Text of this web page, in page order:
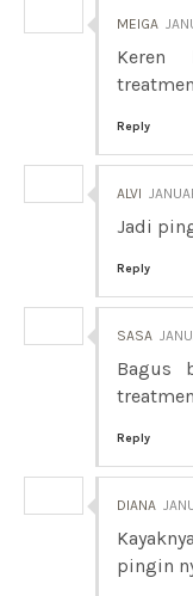
MEIGA
Keren
Reply
ALVI
Jadi
Reply
SASA
Bagus
Reply
DIANA
pingin